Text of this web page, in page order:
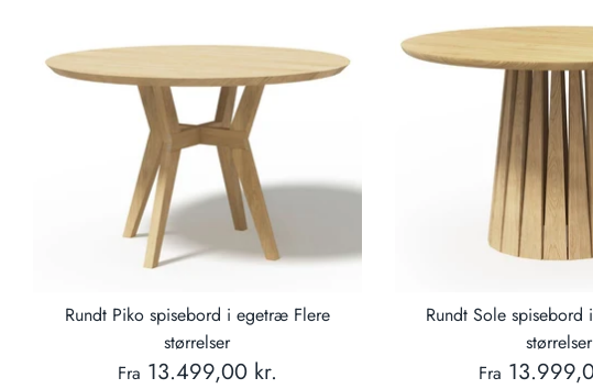
Rundt Piko spisebord i egetræ Flere
størrelser
Fra 13.499,00 kr.
Rundt Sole
størrelser
Fra